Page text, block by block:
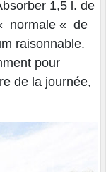
1,5 l. de
normale « de
raisonnable.
pour
de la journée,